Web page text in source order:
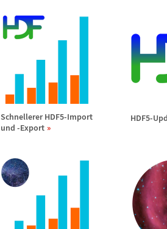
Schnellerer HDF5-Import
und -Export
HDF5-